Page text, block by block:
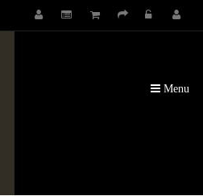
Menu